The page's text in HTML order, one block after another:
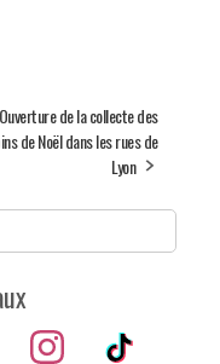
Ouverture de la collecte des
de Noël dans les rues de
Lyon